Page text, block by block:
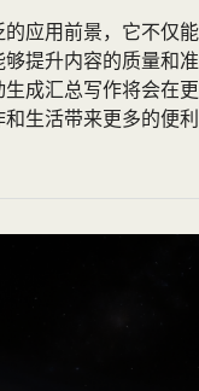
应用前景，它不仅能
提升内容的质量和准
成汇总写作将会在更
生活带来更多的便利